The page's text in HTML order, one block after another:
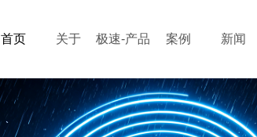
首页 关于 极速-产品 案例 新闻